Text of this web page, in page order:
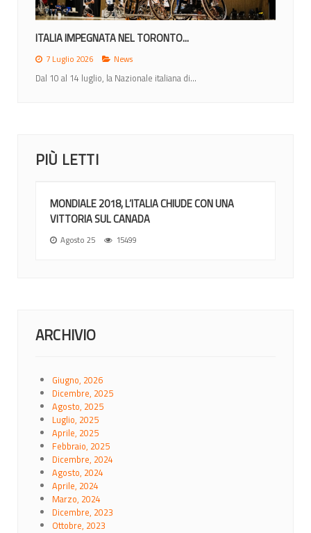
ITALIA IMPEGNATA NEL TORONTO...
7 Luglio 2026 News
Dal 10 al 14 luglio, la Nazionale italiana di...
PIÙ LETTI
MONDIALE 2018, L’ITALIA CHIUDE CON UNA
VITTORIA SUL CANADA
Agosto 25 15499
ARCHIVIO
Giugno, 2026
Dicembre, 2025
Agosto, 2025
Luglio, 2025
Aprile, 2025
Febbraio, 2025
Dicembre, 2024
Agosto, 2024
Aprile, 2024
Marzo, 2024
Dicembre, 2023
Ottobre, 2023